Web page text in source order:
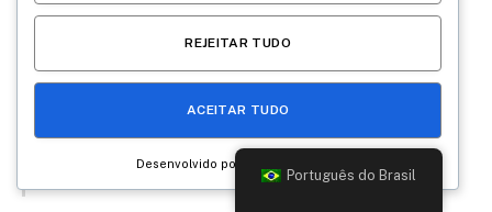
empenho e o talento de toda equipe, e o
resultado que está assim, fenomenal, tem
sido no mínimo mágico pra mim. E eu tenho
absoluta certeza que será um presente pra
todas nós, mães e mulheres”, declara
Rafaela Carvalho.
Português do Brasil
REJEITAR TUDO
ACEITAR TUDO
Desenvolvido por